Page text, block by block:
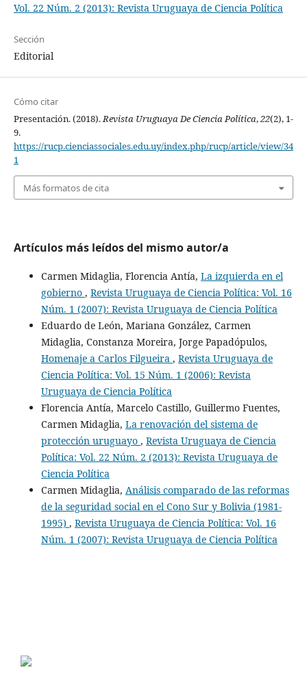
Vol. 22 Núm. 2 (2013): Revista Uruguaya de Ciencia Política
Sección
Editorial
Cómo citar
Presentación. (2018).Revista Uruguaya De Ciencia Política,22(2), 1-
9.
https://rucp.cienciassociales.edu.uy/index.php/rucp/article/view/34
1
Más formatos de cita
Artículos más leídos del mismo autor/a
Carmen Midaglia, Florencia Antía, La izquierda en el
gobierno , Revista Uruguaya de Ciencia Política: Vol. 16
Núm. 1 (2007): Revista Uruguaya de Ciencia Política
Eduardo de León, Mariana González, Carmen
Midaglia, Constanza Moreira, Jorge Papadópulos,
Homenaje a Carlos Filgueira , Revista Uruguaya de
Ciencia Política: Vol. 15 Núm. 1 (2006): Revista
Uruguaya de Ciencia Política
Florencia Antía, Marcelo Castillo, Guillermo Fuentes,
Carmen Midaglia, La renovación del sistema de
protección uruguayo , Revista Uruguaya de Ciencia
Política: Vol. 22 Núm. 2 (2013): Revista Uruguaya de
Ciencia Política
Carmen Midaglia, Análisis comparado de las reformas
de la seguridad social en el Cono Sur y Bolivia (1981-
1995) , Revista Uruguaya de Ciencia Política: Vol. 16
Núm. 1 (2007): Revista Uruguaya de Ciencia Política